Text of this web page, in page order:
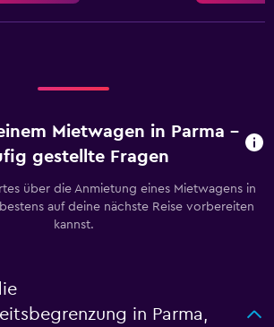
Mietwagen in Parma –
gestellte Fragen
über die Anmietung eines Mietwagens in
auf deine nächste Reise vorbereiten
kannst.
in Parma,